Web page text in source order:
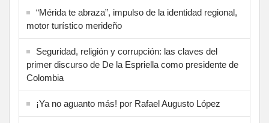
“Mérida te abraza”, impulso de la identidad regional,
motor turístico merideño
Seguridad, religión y corrupción: las claves del
primer discurso de De la Espriella como presidente de
Colombia
¡Ya no aguanto más! por Rafael Augusto López